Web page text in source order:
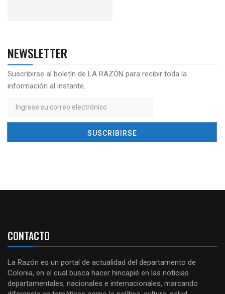
NEWSLETTER
Suscribirse al boletín de LA RAZÓN para recibir toda la
información al instante.
CONTACTO
La Razón es un portal de actualidad del departamento de
Colonia, en el cual busca hacer hincapié en las noticias
departamentales, nacionales e internacionales, marcando